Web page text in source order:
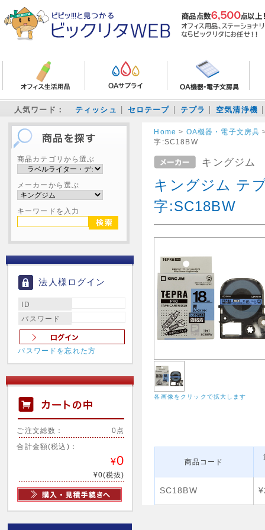
人気ワード： ティッシュ セロテープ テプラ 空気清浄機
商品カテゴリから選ぶ
メーカーから選ぶ
キーワードを入力
法人様ログイン
ID
パスワード
パスワードを忘れた方
ご注文総数： 0点
合計金額(税込)：
¥0
¥0(税抜)
Home > OA機器・電子文房具
字:SC18BW
キングジム
キングジム テ
字:SC18BW
各画像をクリックで拡大します
商品コード
SC18BW